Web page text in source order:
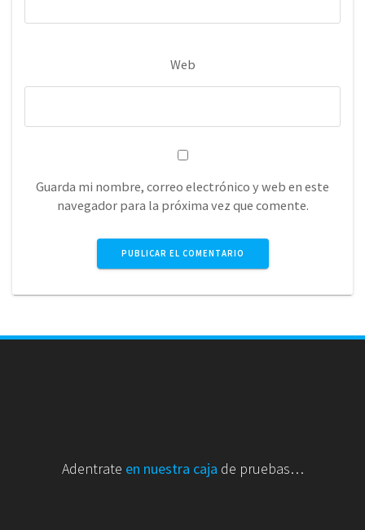
Web
Guarda mi nombre, correo electrónico y web en este
navegador para la próxima vez que comente.
Adentrate en nuestra caja de pruebas…